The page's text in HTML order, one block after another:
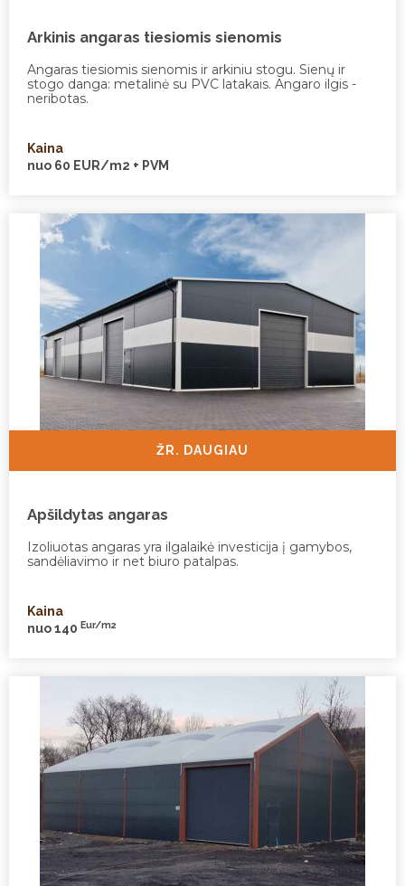
Arkinis angaras tiesiomis sienomis
Angaras tiesiomis sienomis ir arkiniu stogu. Sienų ir
stogo danga: metalinė su PVC latakais. Angaro ilgis -
neribotas.
Kaina
nuo 60 EUR/m2 + PVM
ŽR. DAUGIAU
Apšildytas angaras
Izoliuotas angaras yra ilgalaikė investicija į gamybos,
sandėliavimo ir net biuro patalpas.
Kaina
nuo 140 Eur/m2